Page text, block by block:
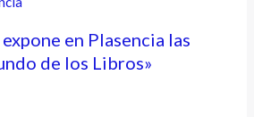
en Plasencia las
de los Libros»